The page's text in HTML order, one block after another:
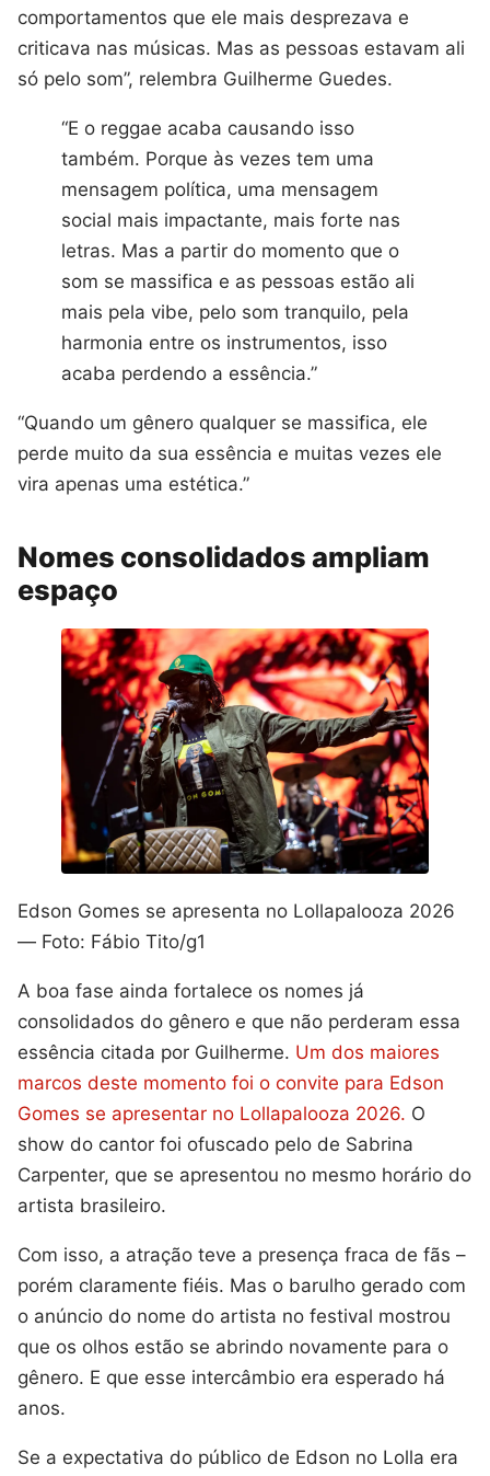
comportamentos que ele mais desprezava e
criticava nas músicas. Mas as pessoas estavam ali
só pelo som”, relembra Guilherme Guedes.
“E o reggae acaba causando isso
também. Porque às vezes tem uma
mensagem política, uma mensagem
social mais impactante, mais forte nas
letras. Mas a partir do momento que o
som se massifica e as pessoas estão ali
mais pela vibe, pelo som tranquilo, pela
harmonia entre os instrumentos, isso
acaba perdendo a essência.”
“Quando um gênero qualquer se massifica, ele
perde muito da sua essência e muitas vezes ele
vira apenas uma estética.”
Nomes consolidados ampliam
espaço
Edson Gomes se apresenta no Lollapalooza 2026
— Foto: Fábio Tito/g1
A boa fase ainda fortalece os nomes já
consolidados do gênero e que não perderam essa
essência citada por Guilherme. Um dos maiores
marcos deste momento foi o convite para Edson
Gomes se apresentar no Lollapalooza 2026. O
show do cantor foi ofuscado pelo de Sabrina
Carpenter, que se apresentou no mesmo horário do
artista brasileiro.
Com isso, a atração teve a presença fraca de fãs –
porém claramente fiéis. Mas o barulho gerado com
o anúncio do nome do artista no festival mostrou
que os olhos estão se abrindo novamente para o
gênero. E que esse intercâmbio era esperado há
anos.
Se a expectativa do público de Edson no Lolla era